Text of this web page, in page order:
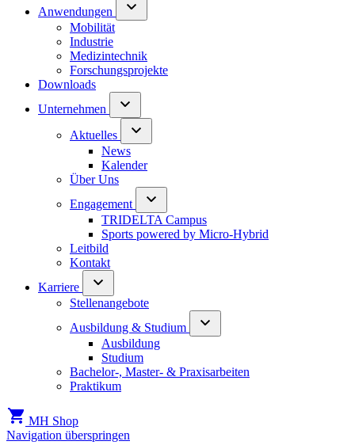
Anwendungen
Mobilität
Industrie
Medizintechnik
Forschungsprojekte
Downloads
Unternehmen
Aktuelles
News
Kalender
Über Uns
Engagement
TRIDELTA Campus
Sports powered by Micro-Hybrid
Leitbild
Kontakt
Karriere
Stellenangebote
Ausbildung & Studium
Ausbildung
Studium
Bachelor-, Master- & Praxisarbeiten
Praktikum
MH Shop
Navigation überspringen